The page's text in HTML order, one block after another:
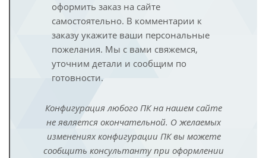
оформить заказ на сайте
самостоятельно. В комментарии к
заказу укажите ваши персональные
пожелания. Мы с вами свяжемся,
уточним детали и сообщим по
готовности.
Конфигурация любого ПК на нашем сайте
не является окончательной. О желаемых
изменениях конфигурации ПК вы можете
сообщить консультанту при оформлении